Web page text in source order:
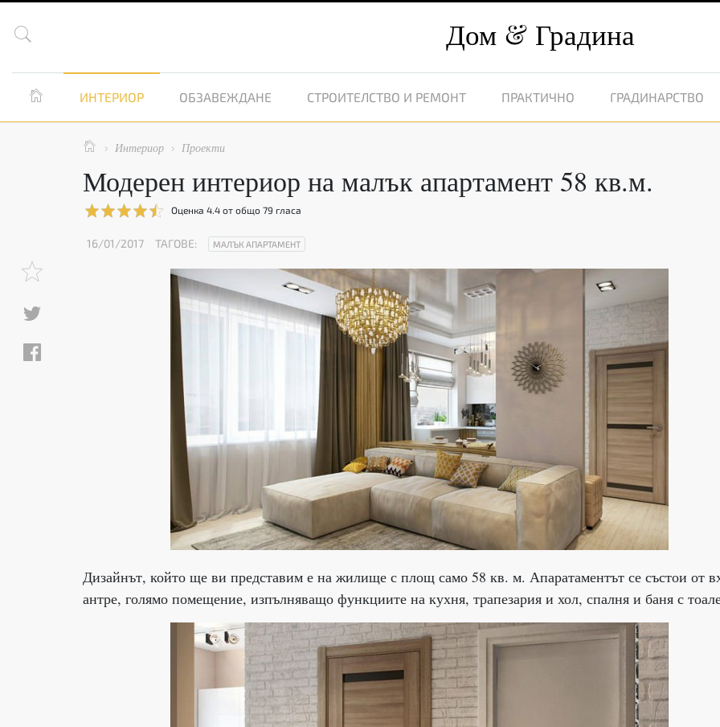
 Дом Градина
 ИНТЕРИОР ОБЗАВЕЖДАНЕ СТРОИТЕЛСТВО И РЕМОНТ ПРАКТИЧНО ГРАДИНАРСТВО
  Интериор  Проекти
Модерен интериор на малък апартамент 58 кв.м.
Оценка 4.4от общо 79 гласа
16/01/2017 ТАГОВЕ: МАЛЪК АПАРТАМЕНТ
Дизайнът, който ще ви представим е на жилище с площ само 58 кв. м. Апаратаментът се състои от
антре, голямо помещение, изпълняващо функциите на кухня, трапезария и хол, спалня и баня с